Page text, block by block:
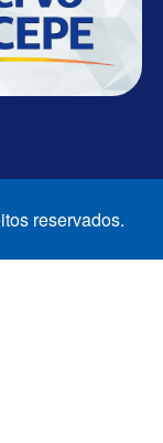
reservados.